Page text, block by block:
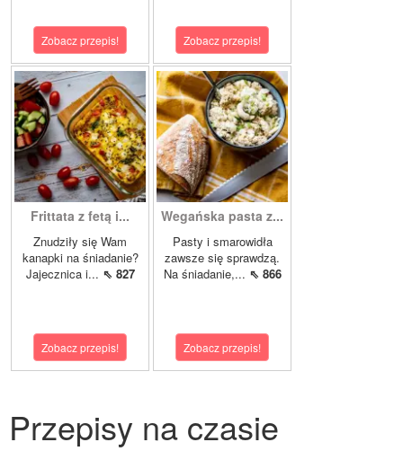
Zobacz przepis! Zobacz przepis!
Frittata z fetą i...
Znudziły się Wam
kanapki na śniadanie?
Jajecznica i... ⇖ 827
Zobacz przepis!
Wegańska pasta z...
Pasty i smarowidła
zawsze się sprawdzą.
Na śniadanie,... ⇖ 866
Zobacz przepis!
Przepisy na czasie